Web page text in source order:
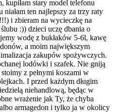
kupiłam stary model telefonu
niałam ten najlepszy za trzy raty
i zbieram na wycieczkę na
:)) dzieci uczę dbania o
wodę z bukłaków 5-6l, kawę
a moim największym
zakupów spożywczych.
lodówki i szafek. Nie gniją
z pełnymi koszami w
I przed każdym długim
niehandlową, będąc w
wrażenie jak Ty, że chyba
armagedon i tylko ja w okolicy